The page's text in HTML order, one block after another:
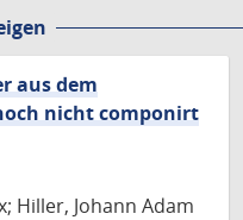
aus dem
nicht componirt
Hiller, Johann Adam